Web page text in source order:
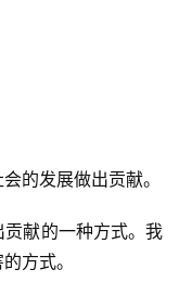
的发展做出贡献。
献的一种方式。我
方式。